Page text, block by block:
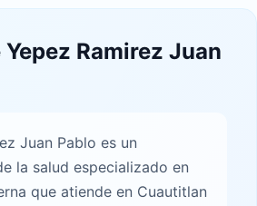
Ramirez Juan
Juan Pablo es un
la salud especializado en
que atiende en Cuautitlan